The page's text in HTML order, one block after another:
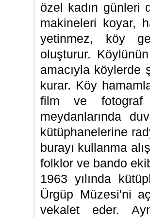
özel kadın günleri
makineleri koyar,
yetinmez, köy
oluşturur.
amacıyla köylerde
kurar. Köy
film ve fotograf
meydanlarında
kütüphanelerine
burayı kullanma
folklor ve bando
1963 yılında
Ürgüp Müzesi'ni
vekalet eder.